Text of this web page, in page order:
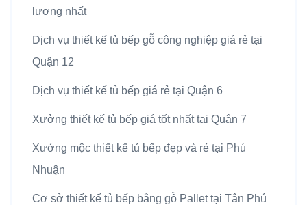
lượng nhất
Dịch vụ thiết kế tủ bếp gỗ công nghiệp giá rẻ tại
Quận 12
Dịch vụ thiết kế tủ bếp giá rẻ tại Quận 6
Xưởng thiết kế tủ bếp giá tốt nhất tại Quận 7
Xưởng mộc thiết kế tủ bếp đẹp và rẻ tại Phú
Nhuận
Cơ sở thiết kế tủ bếp bằng gỗ Pallet tại Tân Phú